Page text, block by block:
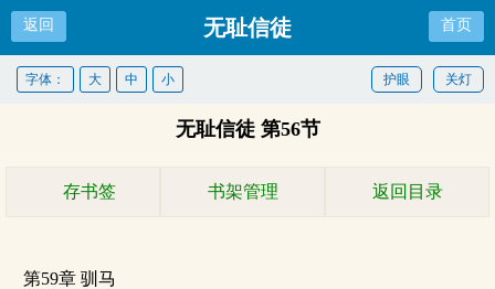
返回 无耻信徒 首页
关灯
护眼
字体： 大 中 小
无耻信徒 第56节
存书签 书架管理 返回目录
第59章 驯马